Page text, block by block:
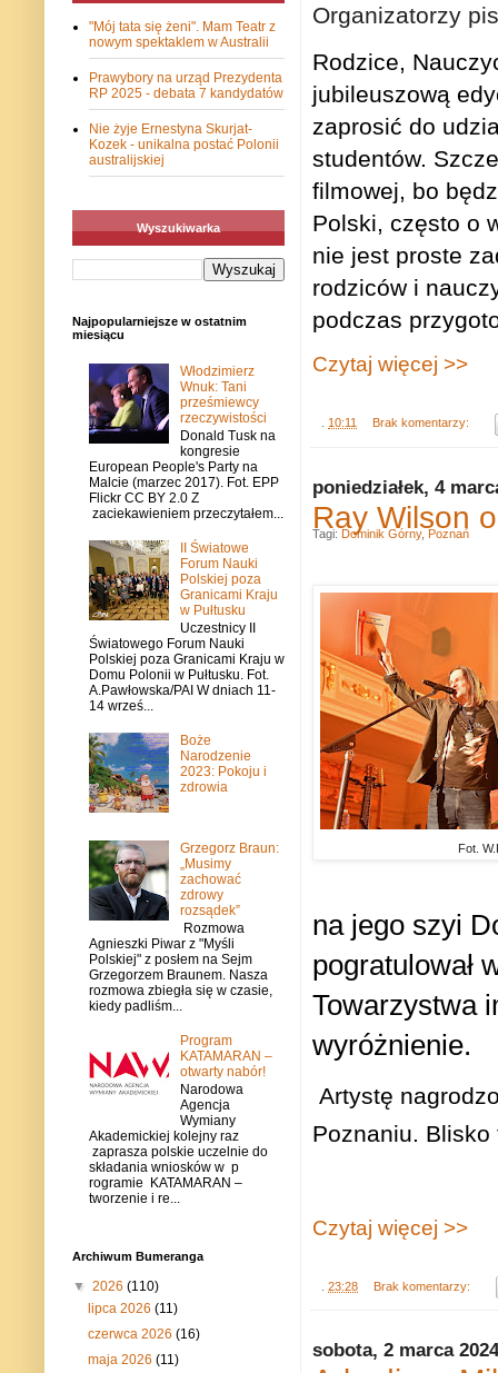
Organizatorzy
Rodzice,
jubileuszową
zaprosić do
studentów.
filmowej, bo
Polski, często o
nie jest proste
rodziców i
podczas
Czytaj więcej >>
10:11 Brak komentarzy:
poniedziałek, 4
Ray Wilson
Fot.
na jego szyi
pogratulował
Towarzystwa
wyróżnienie.
Artystę
Poznaniu. Blisko
Czytaj więcej >>
23:28 Brak komentarzy:
Tagi: Dominik Górny, Poznań
sobota, 2 marca 2024
"Mój tata się żeni". Mam Teatr z
nowym spektaklem w Australii
Prawybory na urząd Prezydenta
RP 2025 - debata 7 kandydatów
Nie żyje Ernestyna Skurjat-
Kozek - unikalna postać Polonii
australijskiej
Wyszukiwarka
Najpopularniejsze w ostatnim
miesiącu
Włodzimierz
Wnuk: Tani
prześmiewcy
rzeczywistości
Donald Tusk na
kongresie
European People's Party na
Malcie (marzec 2017). Fot. EPP
Flickr CC BY 2.0 Z
zaciekawieniem przeczytałem...
II Światowe
Forum Nauki
Polskiej poza
Granicami Kraju
w Pułtusku
Uczestnicy II
Światowego Forum Nauki
Polskiej poza Granicami Kraju w
Domu Polonii w Pułtusku. Fot.
A.Pawłowska/PAI W dniach 11-
14 wrześ...
Boże
Narodzenie
2023: Pokoju i
zdrowia
Grzegorz Braun:
„Musimy
zachować
zdrowy
rozsądek”
Rozmowa
Agnieszki Piwar z "Myśli
Polskiej" z posłem na Sejm
Grzegorzem Braunem. Nasza
rozmowa zbiegła się w czasie,
kiedy padliśm...
Program
KATAMARAN –
otwarty nabór!
Narodowa
Agencja
Wymiany
Akademickiej kolejny raz
zaprasza polskie uczelnie do
składania wniosków w p
rogramie KATAMARAN –
tworzenie i re...
Archiwum Bumeranga
▼ 2026 (110)
lipca 2026(11)
czerwca 2026(16)
maja 2026(11)